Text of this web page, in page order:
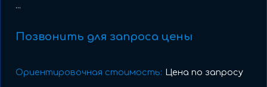
...
Позвонить для запроса цены
Ориентировочная стоимость: Цена по запросу